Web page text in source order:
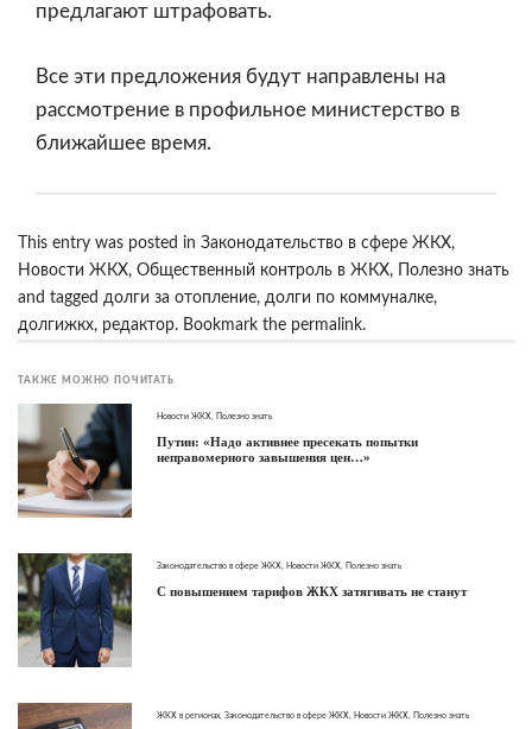
предлагают штрафовать.
Все эти предложения будут направлены на
рассмотрение в профильное министерство в
ближайшее время.
This entry was posted in Законодательство в сфере ЖКХ,
Новости ЖКХ, Общественный контроль в ЖКХ,
Полезно знать
and tagged долги за отопление, долги по коммуналке,
долгижкх, редактор. Bookmark the permalink.
ТАКЖЕ МОЖНО ПОЧИТАТЬ
Новости ЖКХ Полезно знать
Путин: «Надо активнее пресекать попытки
неправомерного завышения цен…»
Законодательство в сфере ЖКХ Новости ЖКХ Полезно знать
С повышением тарифов ЖКХ затягивать не станут
ЖКХ в регионах Законодательство в сфере ЖКХ Новости ЖКХ Полезно знать